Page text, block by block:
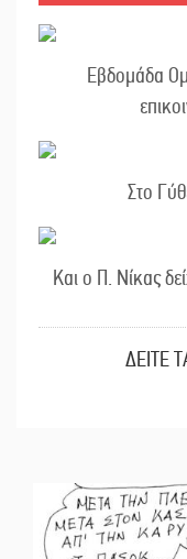
Εβδομάδα
Στο
Και ο Π. Νίκας
ΔΕΙΤΕ